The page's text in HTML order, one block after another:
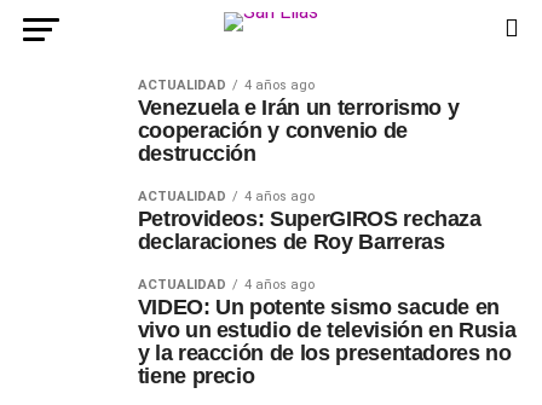
ACTUALIDAD 4 años ago
Venezuela e Irán un terrorismo y
cooperación y convenio de
destrucción
ACTUALIDAD 4 años ago
Petrovideos: SuperGIROS rechaza
declaraciones de Roy Barreras
ACTUALIDAD 4 años ago
VIDEO: Un potente sismo sacude en
vivo un estudio de televisión en Rusia
y la reacción de los presentadores no
tiene precio